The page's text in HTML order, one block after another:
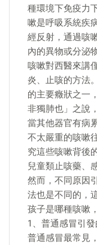
種環境下免疫力
嗽是呼吸系統疾
經反射，通過咳
內的異物或分泌
咳嗽對西醫來講
炎、止咳的方法
的主要癥狀之一
非獨肺也」之說
當其他器官有病
不太嚴重的咳嗽
究這些咳嗽背後
兒童類止咳藥、
然而，不同原因
法也是不同的，
孩子是哪種咳嗽
1、普通感冒引
普通感冒最常見